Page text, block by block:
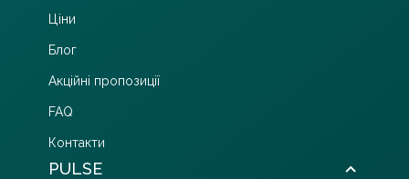
Ціни
Блог
Акційні пропозиції
FAQ
Контакти
PULSE